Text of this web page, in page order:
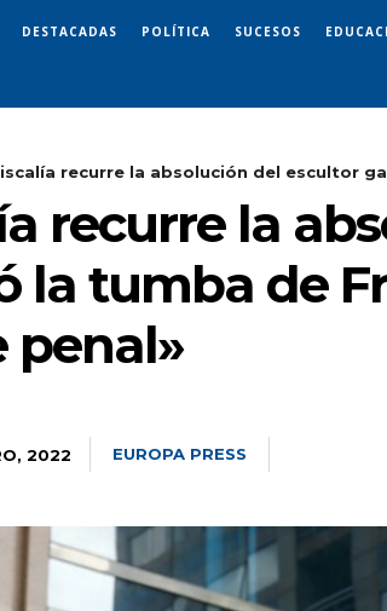
DESTACADAS POLÍTICA SUCESOS
recurre la absolución del escultor
recurre la
la tumba de
penal»
2022 EUROPA PRESS